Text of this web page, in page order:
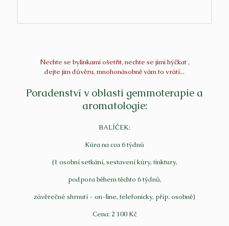
Nechte se bylinkami ošetřit, nechte se jimi hýčkat ,
dejte jim důvěru, mnohonásobně vám to vrátí...
Poradenství v oblasti gemmoterapie a
aromatologie:
BALÍČEK:
Kúra na cca 6 týdnů
(1 osobní setkání, sestavení kúry, tinktury,
podpora během těchto 6 týdnů,
závěrečné shrnutí - on-line, telefonicky, příp. osobně)
Cena: 2 100 Kč